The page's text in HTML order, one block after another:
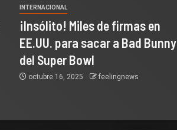
INTERNACIONAL
¡Insólito! Miles de firmas en
EE.UU. para sacar a Bad Bunny
del Super Bowl
octubre 16, 2025 feelingnews